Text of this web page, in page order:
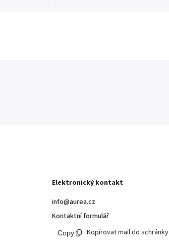
Elektronický kontakt
info@aurea.cz
Kontaktní formulář
Kopírovat mail do schránky